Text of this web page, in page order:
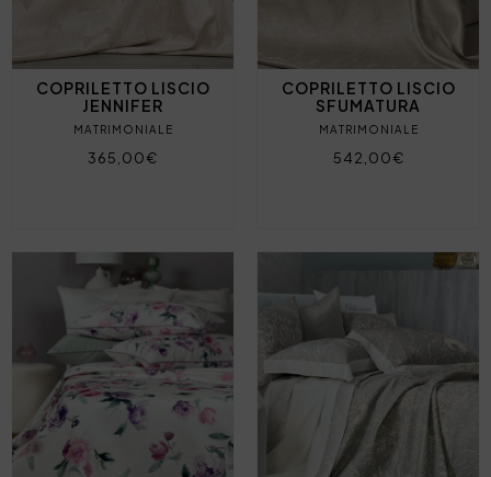
COPRILETTO LISCIO
JENNIFER
MATRIMONIALE
365,00€
COPRILETTO LISCIO
SFUMATURA
MATRIMONIALE
542,00€